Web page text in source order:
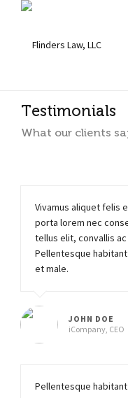
Testimonials
What our clients
Vivamus aliquet felis
porta lorem nec
tellus elit, convallis
Pellentesque
et male.
JOHN DOE
iCompany, CEO
Pellentesque